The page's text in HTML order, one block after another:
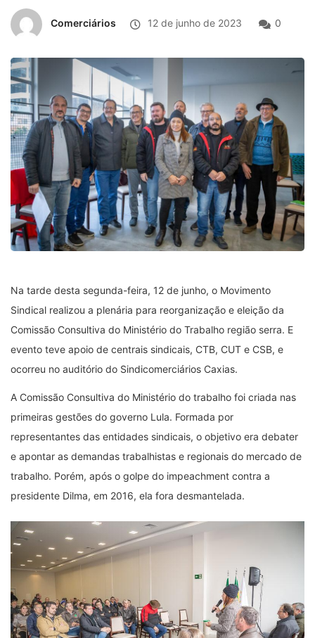
Comerciários 12 de junho de 2023 0
Na tarde desta segunda-feira, 12 de junho, o Movimento
Sindical realizou a plenária para reorganização e eleição da
Comissão Consultiva do Ministério do Trabalho região serra. E
evento teve apoio de centrais sindicais, CTB, CUT e CSB, e
ocorreu no auditório do Sindicomerciários Caxias.
A Comissão Consultiva do Ministério do trabalho foi criada nas
primeiras gestões do governo Lula. Formada por
representantes das entidades sindicais, o objetivo era debater
e apontar as demandas trabalhistas e regionais do mercado de
trabalho. Porém, após o golpe do impeachment contra a
presidente Dilma, em 2016, ela fora desmantelada.